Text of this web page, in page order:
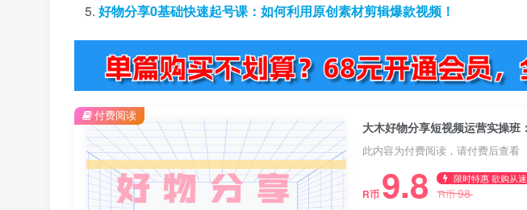
好物分享0基础快速起号课：如何利用原创素材剪辑爆款视频！
此内容为付费阅读，请付费后查看
R币 9.8 限时特惠 欲购从速
R币98
付费阅读